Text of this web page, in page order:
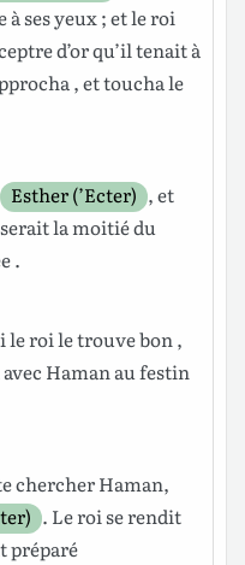
à sesyeux; et leroi
d’orqu’il tenait à
, ettouchale
Esther (’Ecter) , et
lamoitiédu
.
leroile trouvebon,
avec Hamanaufestin
chercherHaman,
. Leroiserendit
préparé